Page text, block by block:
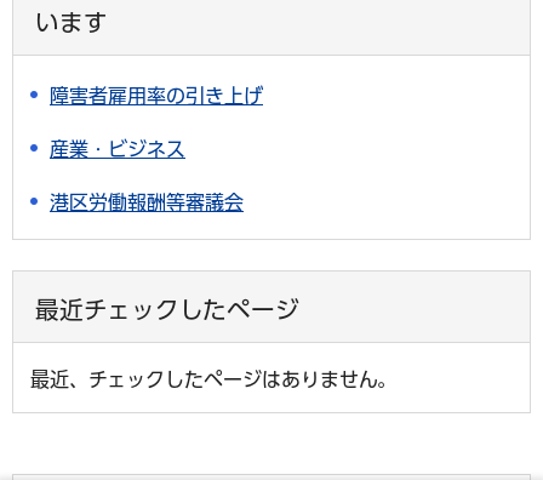
います
障害者雇用率の引き上げ
産業・ビジネス
港区労働報酬等審議会
最近チェックしたページ
最近、チェックしたページはありません。